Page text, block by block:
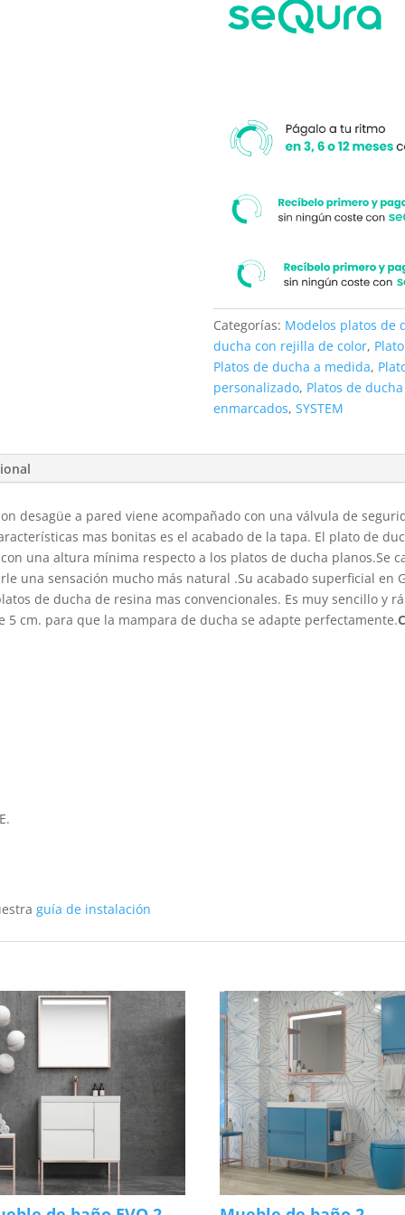
su
pizarra
cantidad
Categorías: Modelos platos de
ducha con rejilla de color,
Platos de ducha a medida,
personalizado, Platos de
enmarcados,SYSTEM
desagüe a pared viene acompañado con una válvula de
mas bonitas es el acabado de la tapa. El plato de
una altura mínima respecto a los platos de ducha planos.Se
una sensación mucho más natural .Su acabado superficial en
de ducha de resina mas convencionales. Es muy sencillo y
cm. para que la mampara de ducha se adapte perfectamente.
guía de instalación